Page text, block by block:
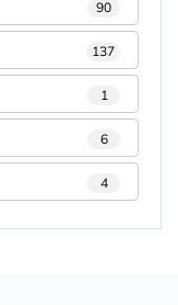
90
137
1
6
4